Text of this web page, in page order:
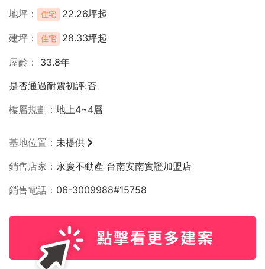
地坪
住宅 22.26坪起
建坪 住宅 28.33坪起
屋齡
33.8年
是否通過耐震初評:否
樓層規劃
地上4~4層
基地位置
未提供
銷售店家
永慶不動產 台南安南實證加盟店
銷售電話
06-3009988#15758